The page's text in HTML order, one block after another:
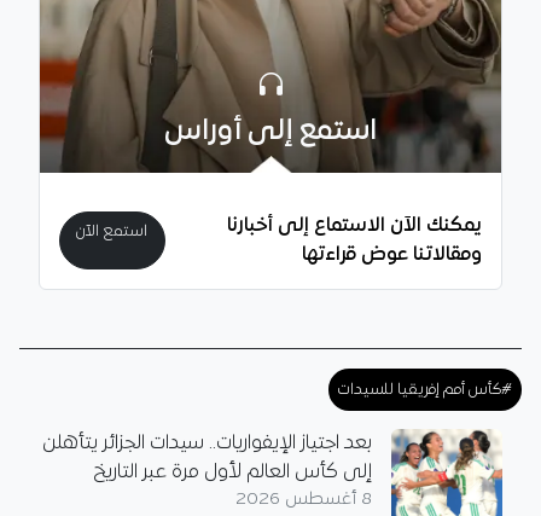
استمع إلى أوراس
يمكنك الآن الاستماع إلى أخبارنا
ومقالاتنا عوض قراءتها
استمع الآن
#كأس أمم إفريقيا للسيدات
بعد اجتياز الإيفواريات.. سيدات الجزائر يتأهلن
إلى كأس العالم لأول مرة عبر التاريخ
8 أغسطس 2026